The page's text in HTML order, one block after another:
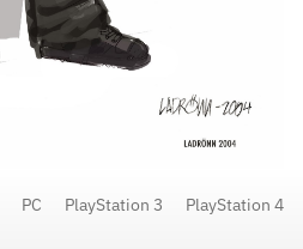
PC PlayStation 3 PlayStation 4